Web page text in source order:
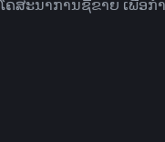
ສະນາການຊື້ຂາຍ ເພື່ອກໍ